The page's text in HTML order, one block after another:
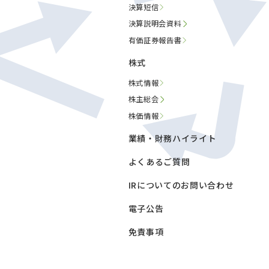
決算短信
決算説明会資料
有価証券報告書
株式
株式情報
株主総会
株価情報
業績・財務ハイライト
よくあるご質問
IRについてのお問い合わせ
電子公告
免責事項